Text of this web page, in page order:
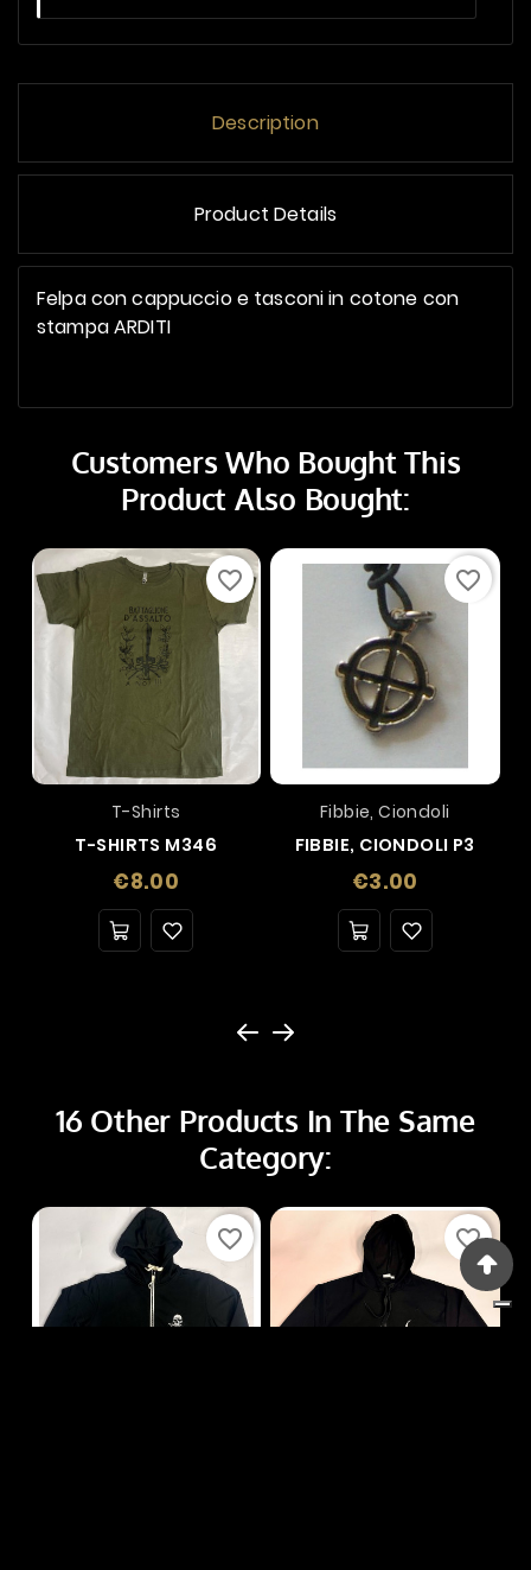
Description
Product Details
Felpa con cappuccio e tasconi in cotone con
stampa ARDITI
Customers Who Bought This
Product Also Bought:
T-Shirts
T-SHIRTS M346
€8.00
favorite_border
Fibbie, Ciondoli
FIBBIE, CIONDOLI P3
€3.00
favorite_border
16 Other Products In The Same
Category:
favorite_border favorite_border